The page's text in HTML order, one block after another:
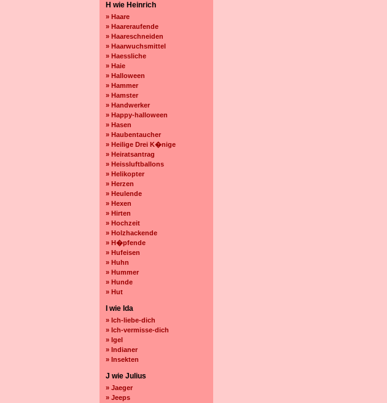
H wie Heinrich
» Haare
» Haareraufende
» Haareschneiden
» Haarwuchsmittel
» Haessliche
» Haie
» Halloween
» Hammer
» Hamster
» Handwerker
» Happy-halloween
» Hasen
» Haubentaucher
» Heilige Drei K�nige
» Heiratsantrag
» Heissluftballons
» Helikopter
» Herzen
» Heulende
» Hexen
» Hirten
» Hochzeit
» Holzhackende
» H�pfende
» Hufeisen
» Huhn
» Hummer
» Hunde
» Hut
I wie Ida
» Ich-liebe-dich
» Ich-vermisse-dich
» Igel
» Indianer
» Insekten
J wie Julius
» Jaeger
» Jeeps